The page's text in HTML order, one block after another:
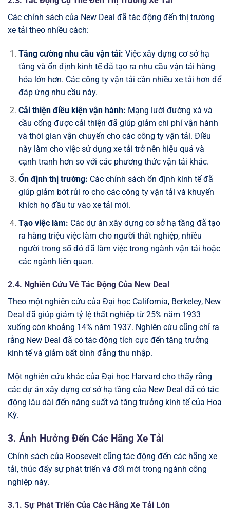
Các chính sách của New Deal đã tác động đến thị trường
xe tải theo nhiều cách:
Tăng cường nhu cầu vận tải: Việc xây dựng cơ sở hạ
tầng và ổn định kinh tế đã tạo ra nhu cầu vận tải hàng
hóa lớn hơn. Các công ty vận tải cần nhiều xe tải hơn để
đáp ứng nhu cầu này.
Cải thiện điều kiện vận hành: Mạng lưới đường xá và
cầu cống được cải thiện đã giúp giảm chi phí vận hành
và thời gian vận chuyển cho các công ty vận tải. Điều
này làm cho việc sử dụng xe tải trở nên hiệu quả và
cạnh tranh hơn so với các phương thức vận tải khác.
Ổn định thị trường: Các chính sách ổn định kinh tế đã
giúp giảm bớt rủi ro cho các công ty vận tải và khuyến
khích họ đầu tư vào xe tải mới.
Tạo việc làm: Các dự án xây dựng cơ sở hạ tầng đã tạo
ra hàng triệu việc làm cho người thất nghiệp, nhiều
người trong số đó đã làm việc trong ngành vận tải hoặc
các ngành liên quan.
2.4. Nghiên Cứu Về Tác Động Của New Deal
Theo một nghiên cứu của Đại học California, Berkeley, New
Deal đã giúp giảm tỷ lệ thất nghiệp từ 25% năm 1933
xuống còn khoảng 14% năm 1937. Nghiên cứu cũng chỉ ra
rằng New Deal đã có tác động tích cực đến tăng trưởng
kinh tế và giảm bất bình đẳng thu nhập.
Một nghiên cứu khác của Đại học Harvard cho thấy rằng
các dự án xây dựng cơ sở hạ tầng của New Deal đã có tác
động lâu dài đến năng suất và tăng trưởng kinh tế của Hoa
Kỳ.
3. Ảnh Hưởng Đến Các Hãng Xe Tải
Chính sách của Roosevelt cũng tác động đến các hãng xe
tải, thúc đẩy sự phát triển và đổi mới trong ngành công
nghiệp này.
3.1. Sự Phát Triển Của Các Hãng Xe Tải Lớn